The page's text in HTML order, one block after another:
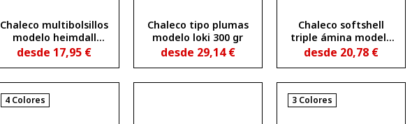
Chaleco multibolsillos
modelo heimdall
marino oscuro 350 gr
desde 17,95 €
Chaleco tipo plumas
modelo loki 300 gr
desde 29,14€
Chaleco softshell
triple ámina modelo
lytir
desde 20,78 €
4 Colores 3 Colores